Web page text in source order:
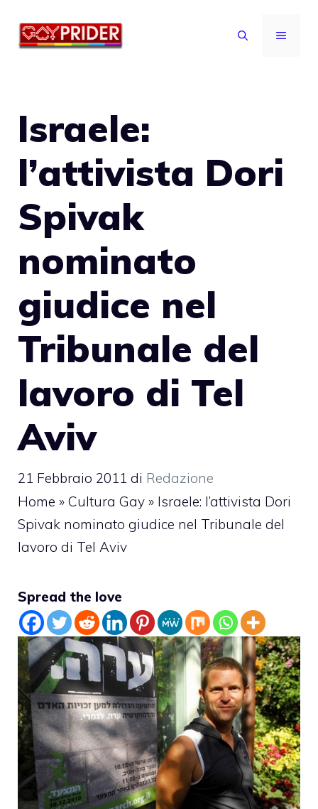
MENU
Israele:
l’attivista Dori
Spivak
nominato
giudice nel
Tribunale del
lavoro di Tel
Aviv
21 Febbraio 2011 di Redazione
Home » Cultura Gay » Israele: l’attivista Dori
Spivak nominato giudice nel Tribunale del
lavoro di Tel Aviv
Spread the love